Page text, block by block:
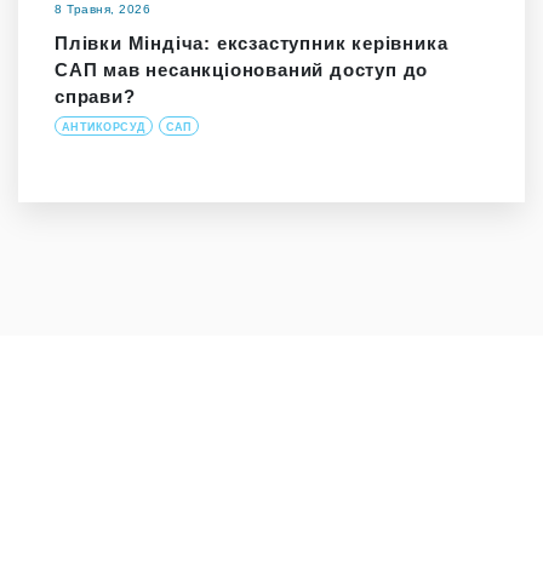
8 Травня, 2026
Плівки Міндіча: ексзаступник керівника
САП мав несанкціонований доступ до
справи?
АНТИКОРСУД САП